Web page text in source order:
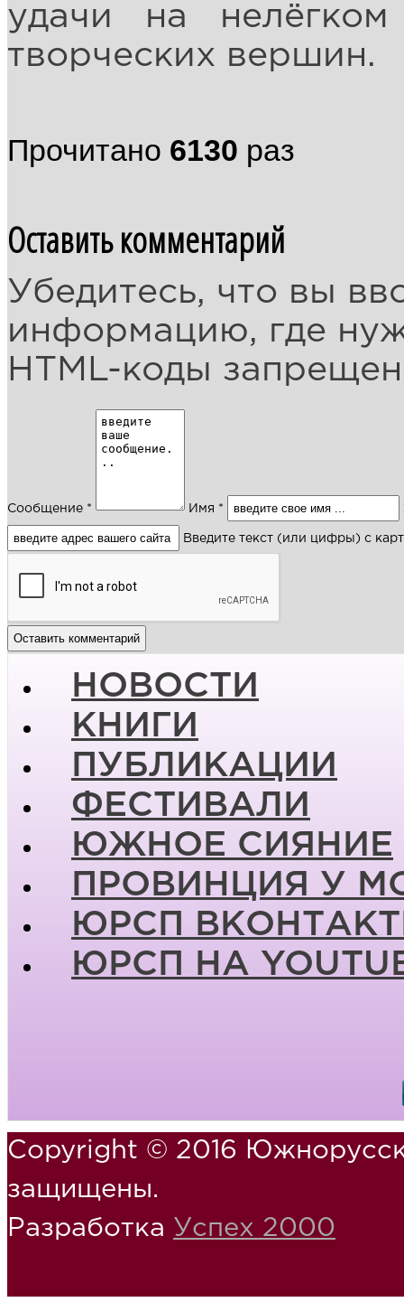
удачи на
творческих вершин.
Прочитано 6130 раз
Оставить комментарий
Убедитесь, что вы
информацию, где
HTML-коды
Сообщение * Имя *
Введите текст (или цифры) с
НОВОСТИ
КНИГИ
ПУБЛИКАЦИИ
ФЕСТИВАЛИ
ЮЖНОЕ СИЯНИЕ
ПРОВИНЦИЯ У
ЮРСП
ЮРСП НА
Copyright © 2016
защищены.
Разработка Успех 2000